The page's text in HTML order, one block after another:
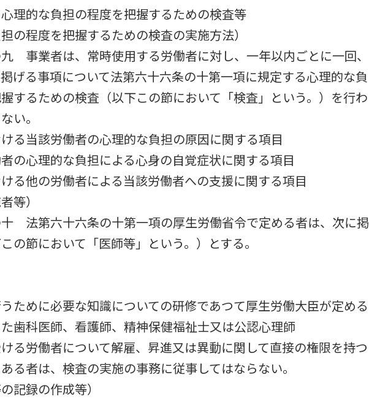
理的な負担の程度を把握するための検査等
の程度を把握するための検査の実施方法）
事業者は、常時使用する労働者に対し、一年以内ごとに一回、
げる事項について法第六十六条の十第一項に規定する心理的な負
するための検査（以下この節において「検査」という。）を行わ
い。
る当該労働者の心理的な負担の原因に関する項目
の心理的な負担による心身の自覚症状に関する項目
る他の労働者による当該労働者への支援に関する項目
等）
法第六十六条の十第一項の厚生労働省令で定める者は、次に掲
の節において「医師等」という。）とする。
ために必要な知識についての研修であつて厚生労働大臣が定める
歯科医師、看護師、精神保健福祉士又は公認心理師
る労働者について解雇、昇進又は異動に関して直接の権限を持つ
る者は、検査の実施の事務に従事してはならない。
記録の作成等）